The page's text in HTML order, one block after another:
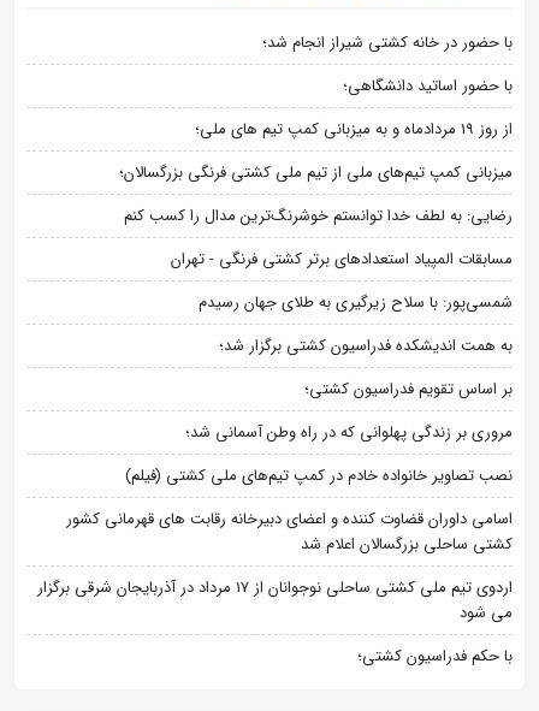
با حضور در خانه کشتی شیراز انجام شد؛
با حضور اساتید دانشگاهی؛
از روز 19 مردادماه و به میزبانی کمپ تیم های ملی؛
میزبانی کمپ تیم‌های ملی از تیم ملی کشتی فرنگی بزرگسالان؛
رضایی: به لطف خدا توانستم خوشرنگ‌ترین مدال را کسب کنم
مسابقات المپیاد استعدادهای برتر کشتی فرنگی - تهران
شمسی‌پور: با سلاح زیرگیری به طلای جهان رسیدم
به همت اندیشکده فدراسیون کشتی برگزار شد؛
بر اساس تقویم فدراسیون کشتی؛
مروری بر زندگی پهلوانی که در راه وطن آسمانی شد؛
نصب تصاویر خانواده خادم در کمپ تیم‌های ملی کشتی (فیلم)
اسامی داوران قضاوت کننده و اعضای دبیرخانه رقابت های قهرمانی کشور
کشتی ساحلی بزرگسالان اعلام شد
اردوی تیم ملی کشتی ساحلی نوجوانان از 17 مرداد در آذربایجان شرقی برگزار
می شود
با حکم فدراسیون کشتی؛